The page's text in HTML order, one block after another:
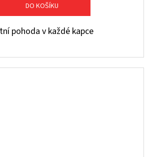
DO KOŠÍKU
pohoda v každé kapce